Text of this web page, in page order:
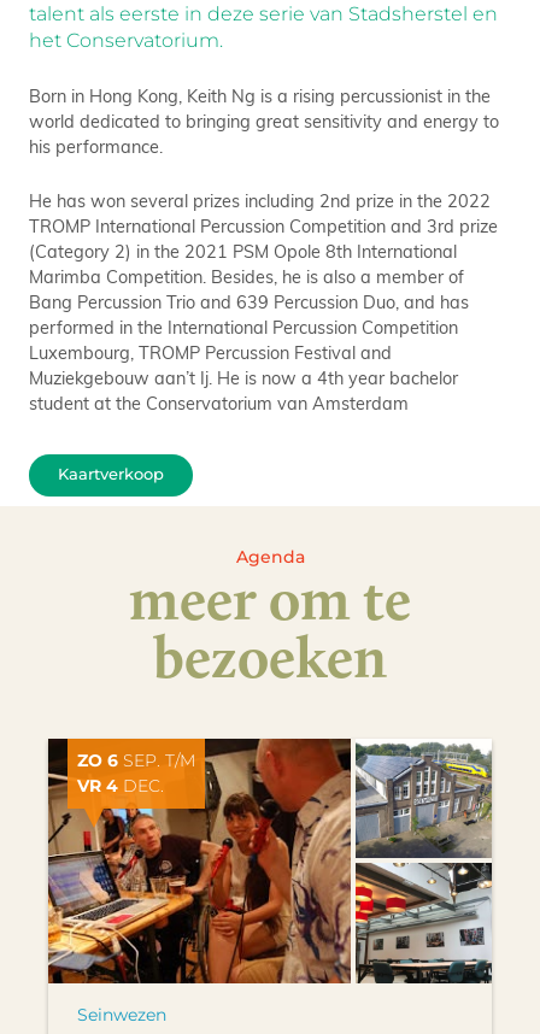
talent als eerste in deze serie van Stadsherstel en
het Conservatorium.
Born in Hong Kong, Keith Ng is a rising percussionist in the
world dedicated to bringing great sensitivity and energy to
his performance.
He has won several prizes including 2nd prize in the 2022
TROMP International Percussion Competition and 3rd prize
(Category 2) in the 2021 PSM Opole 8th International
Marimba Competition. Besides, he is also a member of
Bang Percussion Trio and 639 Percussion Duo, and has
performed in the International Percussion Competition
Luxembourg, TROMP Percussion Festival and
Muziekgebouw aan’t Ij. He is now a 4th year bachelor
student at the Conservatorium van Amsterdam
Kaartverkoop
Agenda
meer om te
bezoeken
ZO 6 SEP. T/M
VR 4 DEC.
Seinwezen